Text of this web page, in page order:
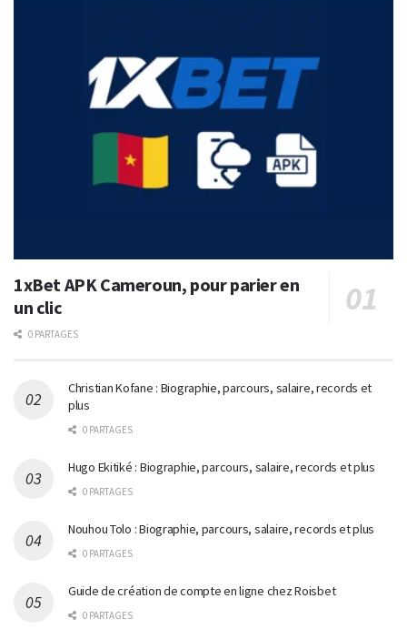
1xBet APK Cameroun, pour parier en
un clic
0 PARTAGES
Christian Kofane : Biographie, parcours, salaire, records et
plus
0 PARTAGES
Hugo Ekitiké : Biographie, parcours, salaire, records et plus
0 PARTAGES
Nouhou Tolo : Biographie, parcours, salaire, records et plus
0 PARTAGES
Guide de création de compte en ligne chez Roisbet
0 PARTAGES